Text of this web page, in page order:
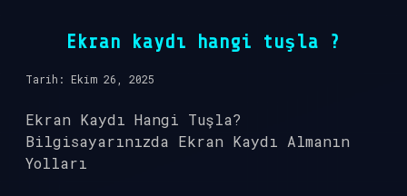
Hakkımızda
Ekran kaydı hangi tuşla ?
Tarih: Ekim 26, 2025
Ekran Kaydı Hangi Tuşla?
Bilgisayarınızda Ekran Kaydı Almanın
Yolları